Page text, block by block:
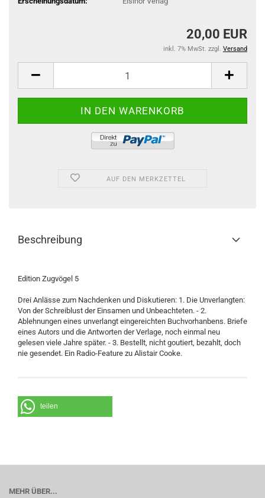
20,00 EUR
inkl. 7% MwSt. zzgl. Versand
AUF DEN MERKZETTEL
Beschreibung
Edition Zugvögel 5
Drei Anlässe zum Nachdenken und Diskutieren: 1. Die Unverlangten:
Von der Schreiblust der Einsamen und Unbeachteten. - 2.
Ablehnungen eines unverlangt eingereichten Buchvorhanbens. Briefe
eines Autors und die Antworten der Verlage, noch einmal neu
gelesen viele Jahre später. - 3. Bestellt, nicht goutiert, bezahlt, doch
nie gesendet. Ein Radio-Feature zu Alistair Cooke.
teilen
MEHR ÜBER...